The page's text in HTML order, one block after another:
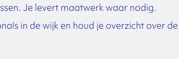
Je levert maatwerk waar nodig.
in de wijk en houd je overzicht over de